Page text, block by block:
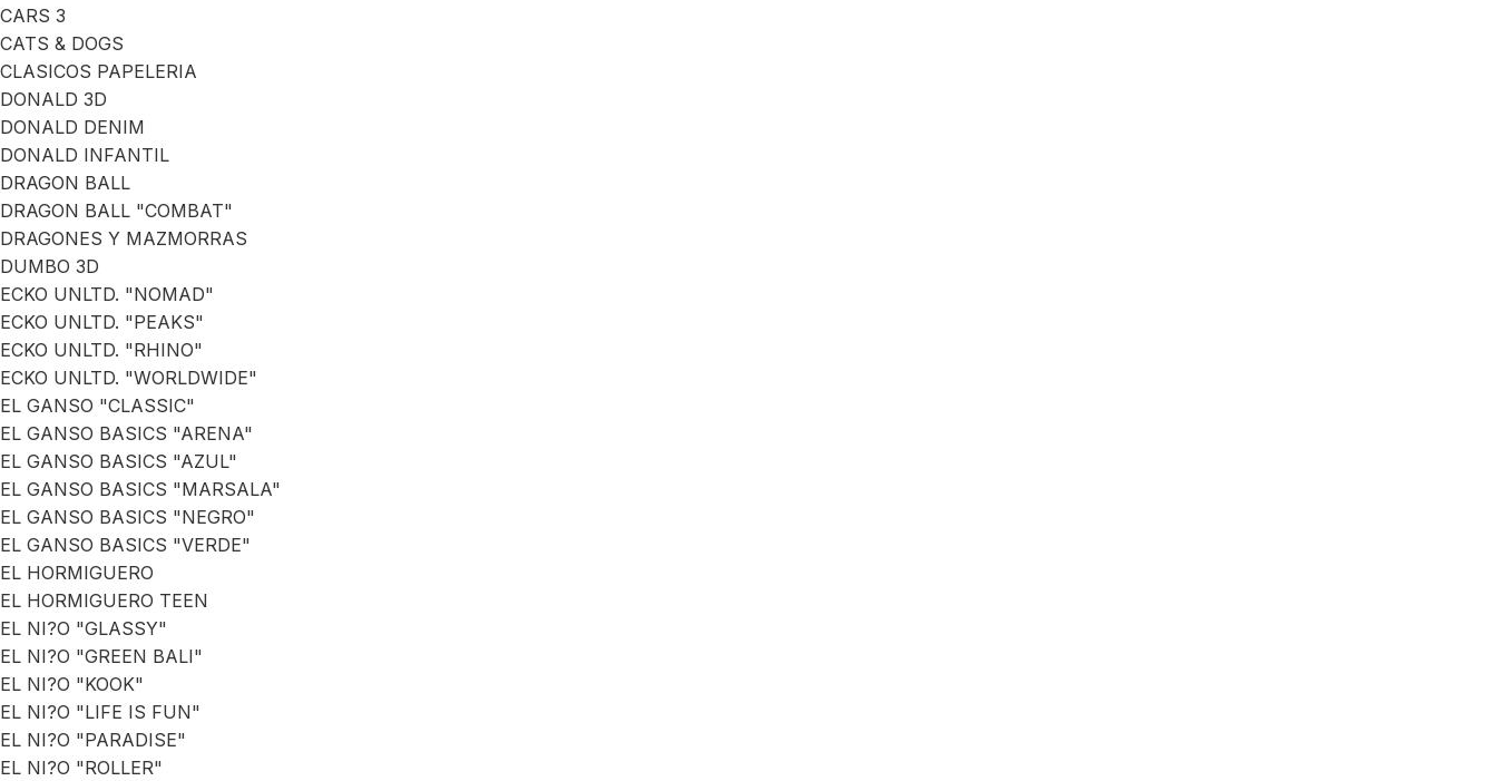
CARS 3
CATS & DOGS
CLASICOS PAPELERIA
DONALD 3D
DONALD DENIM
DONALD INFANTIL
DRAGON BALL
DRAGON BALL "COMBAT"
DRAGONES Y MAZMORRAS
DUMBO 3D
ECKO UNLTD. "NOMAD"
ECKO UNLTD. "PEAKS"
ECKO UNLTD. "RHINO"
ECKO UNLTD. "WORLDWIDE"
EL GANSO "CLASSIC"
EL GANSO BASICS "ARENA"
EL GANSO BASICS "AZUL"
EL GANSO BASICS "MARSALA"
EL GANSO BASICS "NEGRO"
EL GANSO BASICS "VERDE"
EL HORMIGUERO
EL HORMIGUERO TEEN
EL NI?O "GLASSY"
EL NI?O "GREEN BALI"
EL NI?O "KOOK"
EL NI?O "LIFE IS FUN"
EL NI?O "PARADISE"
EL NI?O "ROLLER"